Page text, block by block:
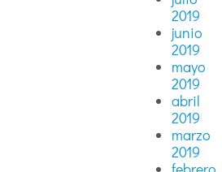
2019
junio
2019
mayo
2019
abril
2019
marzo
2019